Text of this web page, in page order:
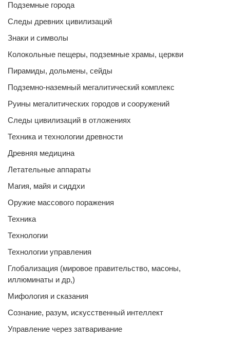
Подземные города
Следы древних цивилизаций
Знаки и символы
Колокольные пещеры, подземные храмы, церкви
Пирамиды, дольмены, сейды
Подземно-наземный мегалитический комплекс
Руины мегалитических городов и сооружений
Следы цивилизаций в отложениях
Техника и технологии древности
Древняя медицина
Летательные аппараты
Магия, майя и сиддхи
Оружие массового поражения
Техника
Технологии
Технологии управления
Глобализация (мировое правительство, масоны,
иллюминаты и др,)
Мифология и сказания
Сознание, разум, искусственный интеллект
Управление через затваривание